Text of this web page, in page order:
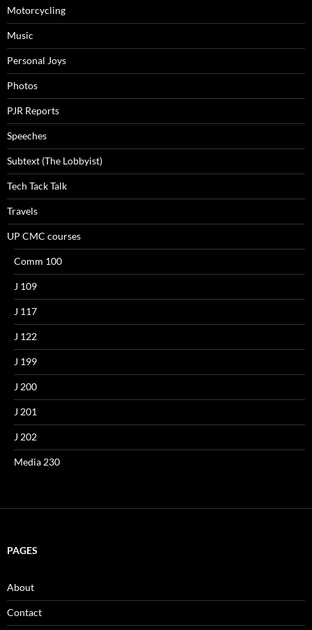
Motorcycling
Music
Personal Joys
Photos
PJR Reports
Speeches
Subtext (The Lobbyist)
Tech Tack Talk
Travels
UP CMC courses
Comm 100
J 109
J 117
J 122
J 199
J 200
J 201
J 202
Media 230
PAGES
About
Contact